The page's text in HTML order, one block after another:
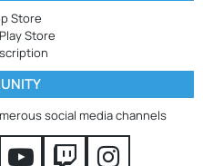
Store
Store
social media channels